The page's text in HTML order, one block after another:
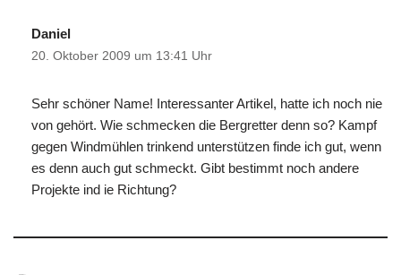
Daniel
20. Oktober 2009 um 13:41 Uhr
Sehr schöner Name! Interessanter Artikel, hatte ich noch nie
von gehört. Wie schmecken die Bergretter denn so? Kampf
gegen Windmühlen trinkend unterstützen finde ich gut, wenn
es denn auch gut schmeckt. Gibt bestimmt noch andere
Projekte ind ie Richtung?